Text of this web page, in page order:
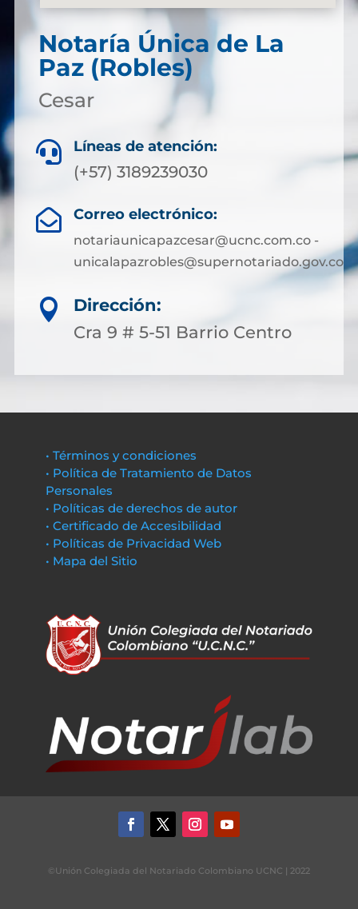
Notaría Única de La
Paz (Robles)
Cesar
 Líneas de atención:
(+57) 3189239030
 Correo electrónico:
notariaunicapazcesar@ucnc.com.co -
unicalapazrobles@supernotariado.gov.co

Dirección:
Cra 9 # 5-51 Barrio Centro
• Términos y condiciones
• Política de Tratamiento de Datos
Personales
• Políticas de derechos de autor
• Certificado de Accesibilidad
• Políticas de Privacidad Web
• Mapa del Sitio
©Unión Colegiada del Notariado Colombiano UCNC | 2022